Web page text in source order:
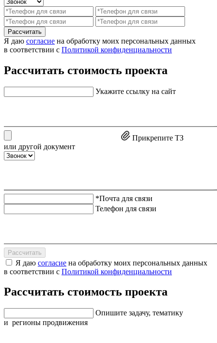
Рассчитать
Я даю согласие на обработку моих персональных данных
в соответствии с Политикой конфиденциальности
Рассчитать стоимость проекта
Укажите ссылку на сайт
Прикрепите ТЗ
или другой документ
*Почта для связи
Телефон для связи
Рассчитать
Я даю согласие на обработку моих персональных данных
в соответствии с Политикой конфиденциальности
Рассчитать стоимость проекта
Опишите задачу, тематику
и регионы продвижения